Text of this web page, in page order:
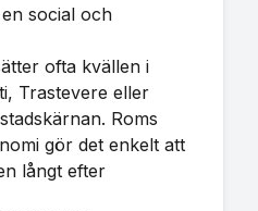
social och
ofta kvällen i
Trastevere eller
Roms
gör det enkelt att
långt efter